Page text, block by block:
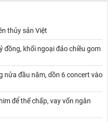
thủy sản Việt
đồng, khối ngoại đảo chiều gom
nửa đầu năm, dồn 6 concert vào
để thế chấp, vay vốn ngân